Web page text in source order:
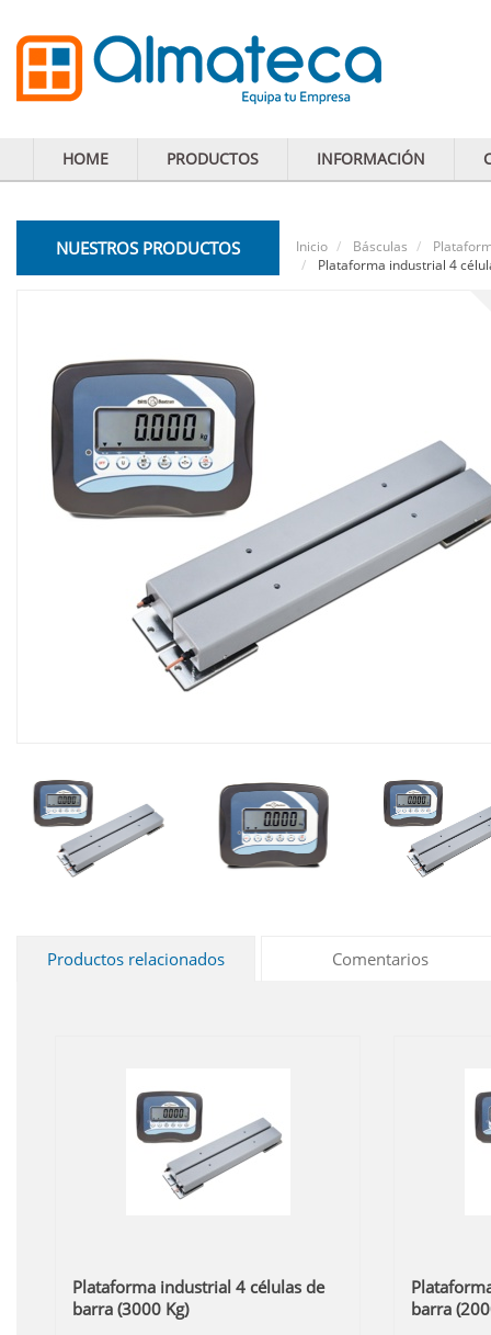
HOME PRODUCTOS INFORMACIÓN
NUESTROS PRODUCTOS Inicio Básculas
Plataforma industrial 4
Productos relacionados Comentarios
Plataforma industrial 4 células de
barra (3000 Kg)
barra